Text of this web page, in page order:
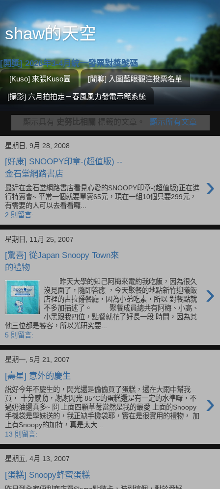
shaw的天空
[開獎] 2026年3-4月統一發票對獎號碼
[Kuso] 來張Kuso圖 [閒聊] 入圍藍眼觀注投票名單
[攝影] 六月拍拍走－春風風力發電示範系統
顯示具有 史努比相關 標籤的文章。 顯示所有文章
星期日, 9月 28, 2008
[好康] SNOOPY印章-(超值版) --
金石堂網路書店
›
最近在金石堂網路書店看見心愛的SNOOPY印章-(超值版)正在進
行特賣會~ 平常一個就要單賣65元，現在一組10個只要299元，
有需要的人可以去看看囉...
2 則留言:
星期日, 11月 25, 2007
[驚喜] 從Japan Snoopy Town來
的禮物
›
昨天大學的知己阿梅來電約我吃飯，因為很久
沒見面了，隨即答應 ，今天聚餐的地點新竹迎曦飯
店裡的古拉爵餐廳，因為小弟吃素，所以 對餐點就
不多加描述了。 聚餐成員總共有阿梅、小高、
小黑跟我四位，點餐就花了好長一段 時間，因為其
他三位都是饕客，所以光研究要...
5 則留言:
星期一, 5月 21, 2007
[壽星] 意外的慶生
›
說好今年不慶生的，閃光還是偷偷買了蛋糕，還在大雨中幫我
買， 十分感動，謝謝閃光 85°C的蛋糕還是有一定的水準囉，不
過奶油還真多~ 冏 上面四顆草莓當然是我的最愛 上面的Snoopy
手機袋是學妹送的，我正缺手機袋耶，實在是很實用的禮物， 加
上有Snoopy的加持，真是太大...
13 則留言:
星期五, 4月 13, 2007
[蛋糕] Snoopy蜂蜜蛋糕